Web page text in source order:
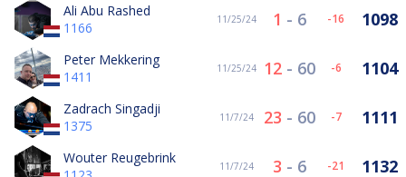
Ali Abu Rashed
1166
11/25/24 1 - 6 -16 1098
Peter Mekkering
1411
11/25/24 12 - 60 -6 1104
Zadrach Singadji
1375
11/7/24 23 - 60 -7 1111
Wouter Reugebrink
11/7/24 3 - 6 -21 1132